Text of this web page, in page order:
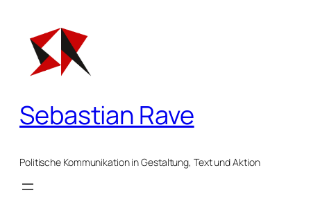
springen
Sebastian Rave
Politische Kommunikation in Gestaltung, Text und Aktion